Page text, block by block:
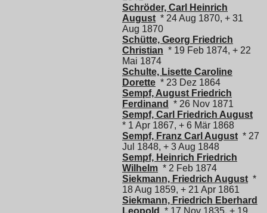
Schröder, Carl Heinrich
August * 24 Aug 1870, + 31
Aug 1870
Schütte, Georg Friedrich
Christian * 19 Feb 1874, + 22
Mai 1874
Schulte, Lisette Caroline
Dorette * 23 Dez 1864
Sempf, August Friedrich
Ferdinand
* 26 Nov 1871
Sempf, Carl Friedrich August
* 1 Apr 1867, + 6 Mär 1868
Sempf, Franz Carl August * 27
Jul 1848, + 3 Aug 1848
Sempf, Heinrich Friedrich
Wilhelm * 2 Feb 1874
Siekmann, Friedrich August *
18 Aug 1859, + 21 Apr 1861
Siekmann, Friedrich Eberhard
Leopold
* 17 Nov 1835, + 19